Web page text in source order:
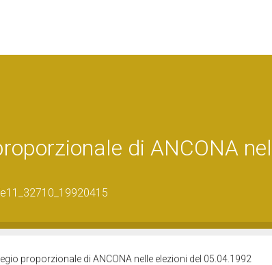
di ANCONA
proporzionale di ANCONA nelle elezioni del 05.04.1992